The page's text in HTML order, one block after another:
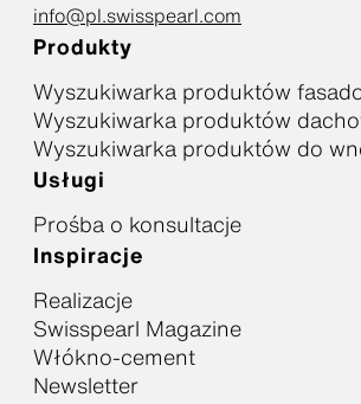
info@pl.swisspearl.com
Produkty
Wyszukiwarka produktów
Wyszukiwarka produktów
Wyszukiwarka produktów do
Usługi
Prośba o konsultacje
Inspiracje
Realizacje
Swisspearl Magazine
Włókno-cement
Newsletter